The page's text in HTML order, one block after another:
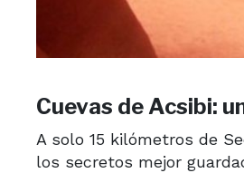
Cuevas de Acsibi:
A solo 15 kilómetros de
los secretos mejor